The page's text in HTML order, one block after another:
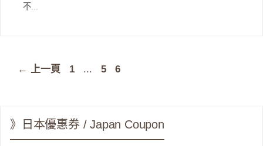
不...
← 上一頁
頁
1 ...
頁
5
頁
6
》日本優惠券 / Japan Coupon